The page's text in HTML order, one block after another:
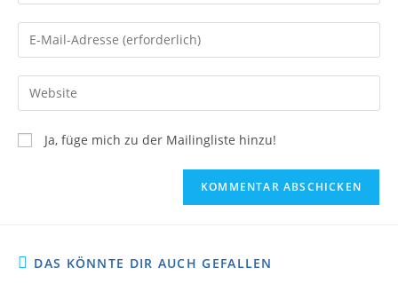
Ja, füge mich zu der Mailingliste hinzu!
DAS KÖNNTE DIR AUCH GEFALLEN